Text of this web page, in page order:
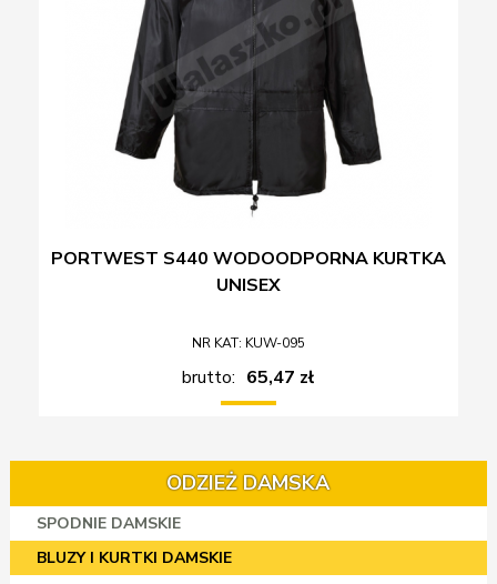
ODZIEŻ DAMSKA
SPODNIE DAMSKIE
BLUZY I KURTKI DAMSKIE
PORTWEST S440 WODOODPORNA KURTKA
UNISEX
NR KAT: KUW-095
brutto: 65,47 zł